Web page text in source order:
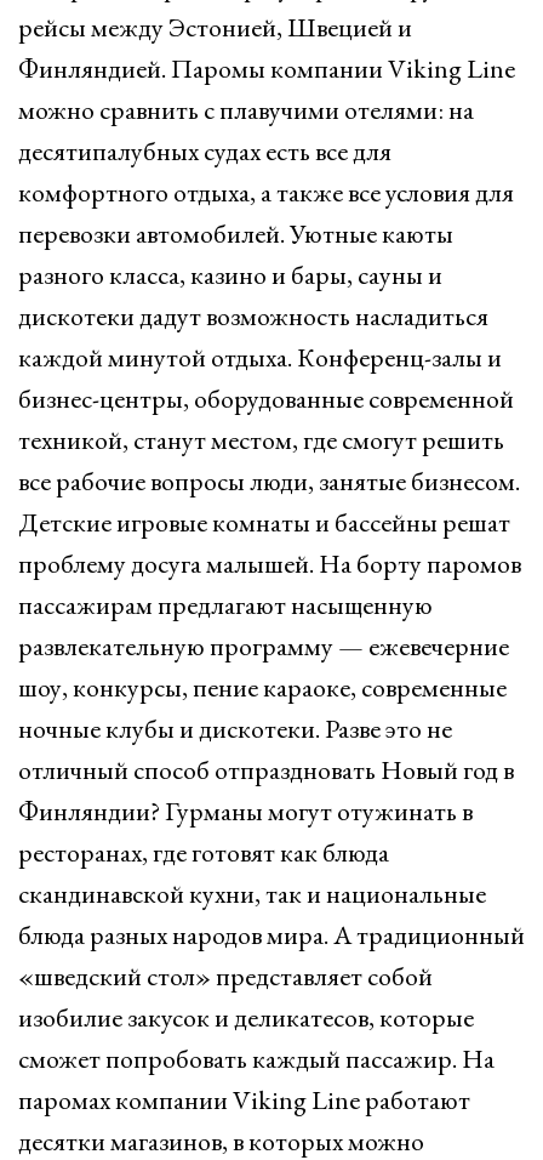
рейсы между Эстонией, Швецией и
Финляндией. Паромы компании Viking Line
можно сравнить с плавучими отелями: на
десятипалубных судах есть все для
комфортного отдыха, а также все условия для
перевозки автомобилей. Уютные каюты
разного класса, казино и бары, сауны и
дискотеки дадут возможность насладиться
каждой минутой отдыха. Конференц-залы и
бизнес-центры, оборудованные современной
техникой, станут местом, где смогут решить
все рабочие вопросы люди, занятые бизнесом.
Детские игровые комнаты и бассейны решат
проблему досуга малышей. На борту паромов
пассажирам предлагают насыщенную
развлекательную программу — ежевечерние
шоу, конкурсы, пение караоке, современные
ночные клубы и дискотеки. Разве это не
отличный способ отпраздновать Новый год в
Финляндии? Гурманы могут отужинать в
ресторанах, где готовят как блюда
скандинавской кухни, так и национальные
блюда разных народов мира. А традиционный
«шведский стол» представляет собой
изобилие закусок и деликатесов, которые
сможет попробовать каждый пассажир. На
паромах компании Viking Line работают
десятки магазинов, в которых можно